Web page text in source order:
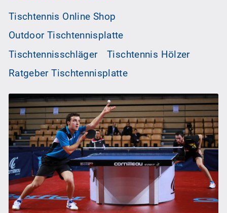
Tischtennis Online Shop
Outdoor Tischtennisplatte
Tischtennisschläger
Tischtennis Hölzer
Ratgeber Tischtennisplatte